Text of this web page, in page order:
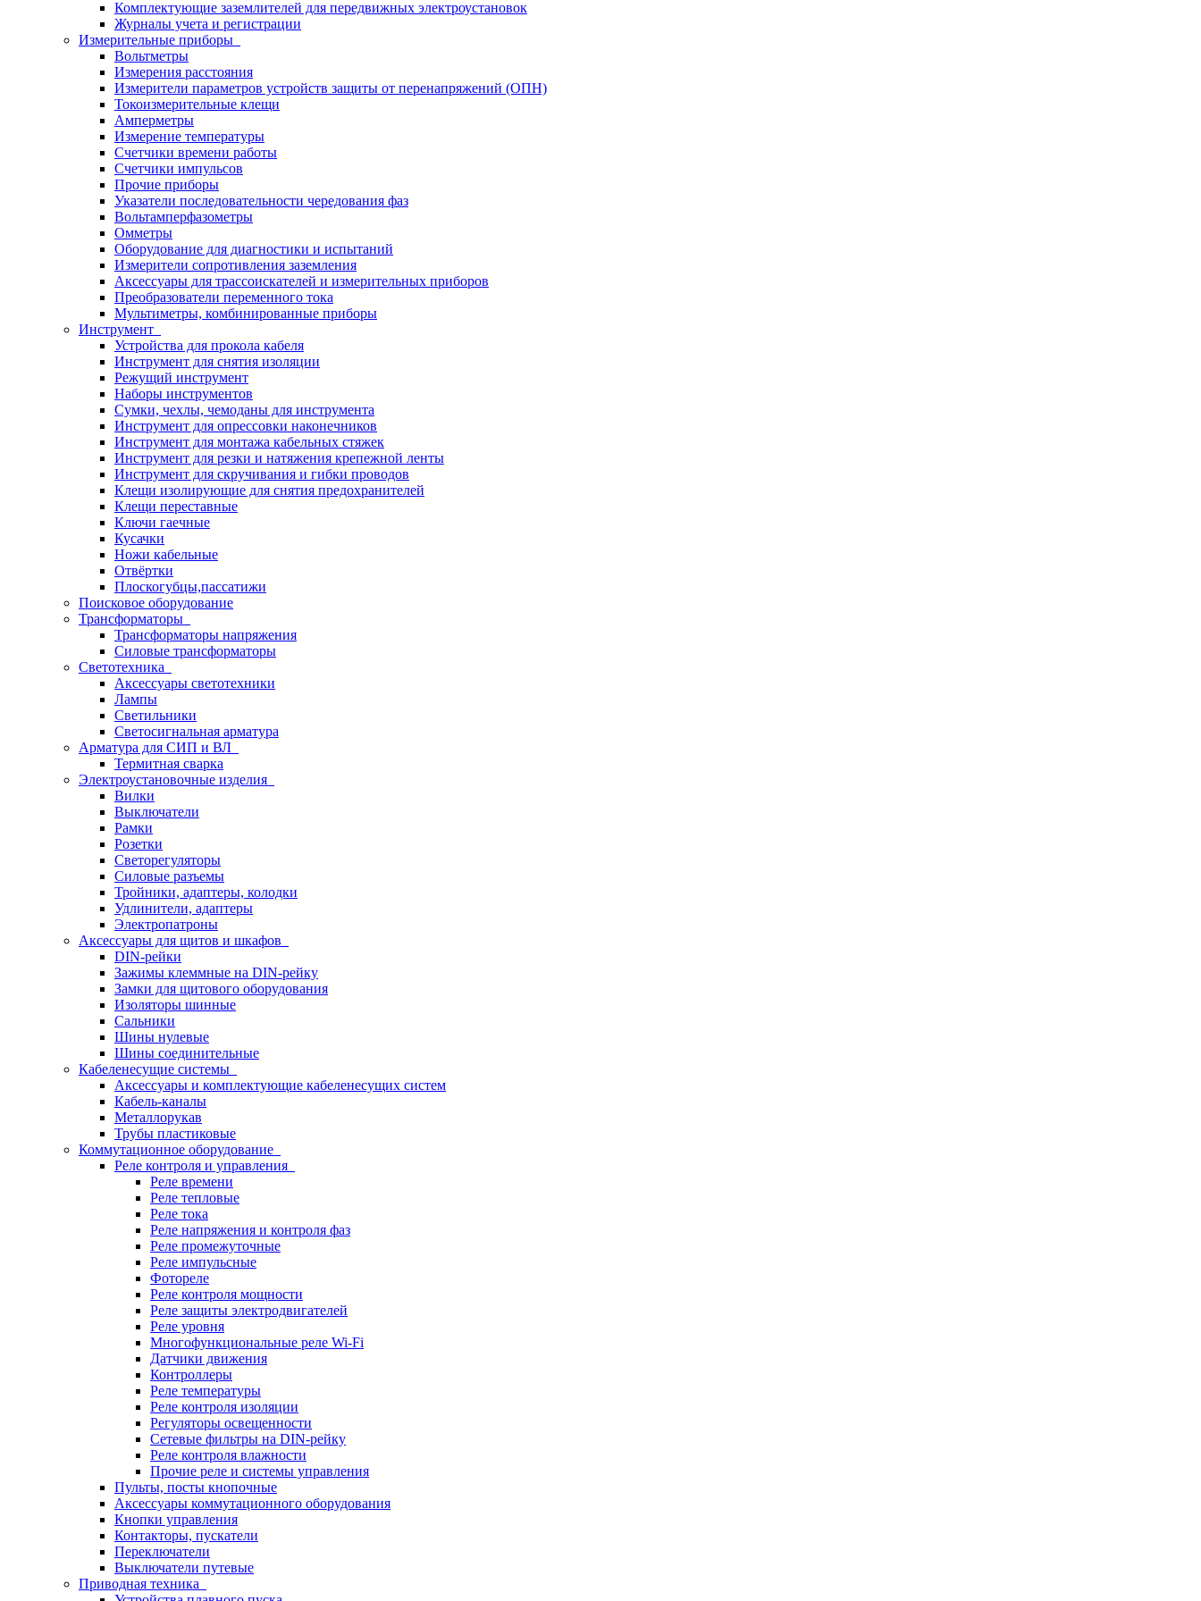
Комплектующие заземлителей для передвижных электроустановок
Журналы учета и регистрации
Измерительные приборы
Вольтметры
Измерения расстояния
Измерители параметров устройств защиты от перенапряжений (ОПН)
Токоизмерительные клещи
Амперметры
Измерение температуры
Счетчики времени работы
Счетчики импульсов
Прочие приборы
Указатели последовательности чередования фаз
Вольтамперфазометры
Омметры
Оборудование для диагностики и испытаний
Измерители сопротивления заземления
Аксессуары для трассоискателей и измерительных приборов
Преобразователи переменного тока
Мультиметры, комбинированные приборы
Инструмент
Устройства для прокола кабеля
Инструмент для снятия изоляции
Режущий инструмент
Наборы инструментов
Сумки, чехлы, чемоданы для инструмента
Инструмент для опрессовки наконечников
Инструмент для монтажа кабельных стяжек
Инструмент для резки и натяжения крепежной ленты
Инструмент для скручивания и гибки проводов
Клещи изолирующие для снятия предохранителей
Клещи переставные
Ключи гаечные
Кусачки
Ножи кабельные
Отвёртки
Плоскогубцы,пассатижи
Поисковое оборудование
Трансформаторы
Трансформаторы напряжения
Силовые трансформаторы
Светотехника
Аксессуары светотехники
Лампы
Светильники
Светосигнальная арматура
Арматура для СИП и ВЛ
Термитная сварка
Электроустановочные изделия
Вилки
Выключатели
Рамки
Розетки
Светорегуляторы
Силовые разъемы
Тройники, адаптеры, колодки
Удлинители, адаптеры
Электропатроны
Аксессуары для щитов и шкафов
DIN-рейки
Зажимы клеммные на DIN-рейку
Замки для щитового оборудования
Изоляторы шинные
Сальники
Шины нулевые
Шины соединительные
Кабеленесущие системы
Аксессуары и комплектующие кабеленесущих систем
Кабель-каналы
Металлорукав
Трубы пластиковые
Коммутационное оборудование
Реле контроля и управления
Реле времени
Реле тепловые
Реле тока
Реле напряжения и контроля фаз
Реле промежуточные
Реле импульсные
Фотореле
Реле контроля мощности
Реле защиты электродвигателей
Реле уровня
Многофункциональные реле Wi-Fi
Датчики движения
Контроллеры
Реле температуры
Реле контроля изоляции
Регуляторы освещенности
Сетевые фильтры на DIN-рейку
Реле контроля влажности
Прочие реле и системы управления
Пульты, посты кнопочные
Аксессуары коммутационного оборудования
Кнопки управления
Контакторы, пускатели
Переключатели
Выключатели путевые
Приводная техника